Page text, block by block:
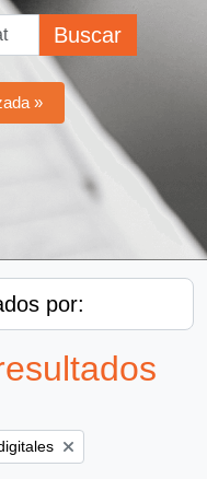
Buscar
»
por: